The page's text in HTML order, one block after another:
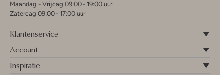
Maandag - Vrijdag 09:00 - 19:00 uur
Zaterdag 09:00 - 17:00 uur
Klantenservice
Account
Inspiratie